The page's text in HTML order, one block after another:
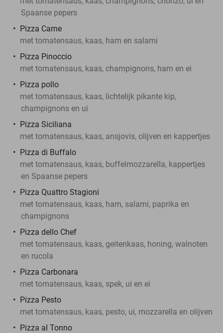
Spaanse pepers
Pizza Carne
met tomatensaus, kaas, ham en salami
Pizza Pinoccio
met tomatensaus, kaas, champignons, ham en ei
Pizza pollo
met tomatensaus, kaas, lichtelijk pikante kip,
champignons en ui
Pizza Siciliana
met tomatensaus, kaas, ansjovis, olijven en kappertjes
Pizza di Buffalo
met tomatensaus, kaas, buffelmozzarella, kappertjes
en Spaanse pepers
Pizza Quattro Stagioni
met tomatensaus, kaas, ham, salami, paprika en
champignons
Pizza dello Chef
met tomatensaus, kaas, geitenkaas, honing, walnoten
en rucola
Pizza Carbonara
met tomatensaus, kaas, spek, ui en ei
Pizza Pesto
met tomatensaus, kaas, pesto, ui, mozzarella en olijven
Pizza al Tonno